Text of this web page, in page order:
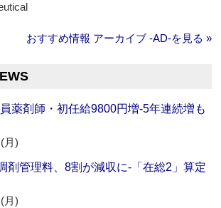
おすすめ情報 アーカイブ ‐AD‐を見る »
薬剤師・初任給9800円増‐5年連続増も
月)
剤管理料、8割が減収に‐「在総2」算定
月)